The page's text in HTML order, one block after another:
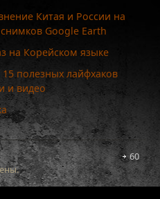
Китая и России на
Google Earth
на Корейском языке
полезных лайфхаков
и видео
60